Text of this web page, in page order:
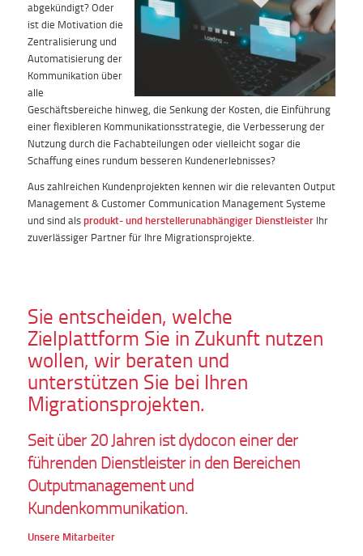
abgekündigt? Oder
ist die Motivation die
Zentralisierung und
Automatisierung der
Kommunikation über
alle
Geschäftsbereiche hinweg, die Senkung der Kosten, die Einführung
einer flexibleren Kommunikationsstrategie, die Verbesserung der
Nutzung durch die Fachabteilungen oder vielleicht sogar die
Schaffung eines rundum besseren Kundenerlebnisses?
Aus zahlreichen Kundenprojekten kennen wir die relevanten Output
Management & Customer Communication Management Systeme
und sind alsprodukt- und herstellerunabhängiger DienstleisterIhr
zuverlässiger Partner für Ihre Migrationsprojekte.
Sie entscheiden, welche
Zielplattform Sie in Zukunft nutzen
wollen, wir beraten und
unterstützen Sie bei Ihren
Migrationsprojekten.
Seit über 20 Jahren ist dydocon einer der
führenden Dienstleister in den Bereichen
Outputmanagement und
Kundenkommunikation.
Unsere Mitarbeiter